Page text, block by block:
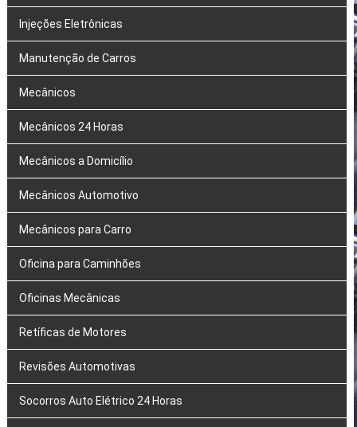
Injeções Eletrônicas
Manutenção de Carros
Mecânicos
Mecânicos 24 Horas
Mecânicos a Domicílio
Mecânicos Automotivo
Mecânicos para Carro
Oficina para Caminhões
Oficinas Mecânicas
Retíficas de Motores
Revisões Automotivas
Socorros Auto Elétrico 24 Horas